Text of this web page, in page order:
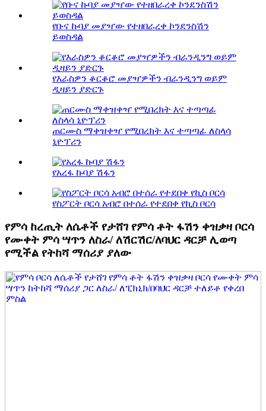
የቡና ኩባያ መያዣው የተዘበራረቀ ኮንደንስሽን
ይወስዳል
የእራስዎን ቆርቆሮ መያዣዎችን ብራንዲንግ ወይም
ዲዛይን ያድርጉ
ጠርሙስ ማቀዝቀዣ የሚበረክት እና ተጣጣፊ ለስላሳ
ኒዮፕሪን
የአረፋ ኩባያ ሽፋን
የስፖርት ቦርሳ አብሮ በተሰራ የተደበቀ የኪስ ቦርሳ
የምሳ ከረጢት ለሴቶች የታሸገ የምሳ ቶት ፋሽን ቀዝቃዛ ቦርሳ
የሙቀት ምሳ ሣጥን ለስራ/ ለሽርሽር/ለባህር ዳርቻ ሊወጣ
የሚችል የትከሻ ማሰሪያ ያለው